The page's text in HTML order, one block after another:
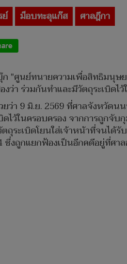
ม็อบทะลุแก๊ส ศาลฎีกา
"ศูนย์ทนายความเพื่อสิทธิมนุ
ว่า ร่วมกันทำและมีวัตถุระเบิดไ
ว่า 9 มิ.ย. 2569 ที่ศาลจังหวัด
ดไว้ในครอบครอง จากการถูก
ถุระเบิดโยนใส่เจ้าหน้าที่จนไ
ซึ่งถูกแยกฟ้องเป็นอีกคดีอยู่ที่ศา